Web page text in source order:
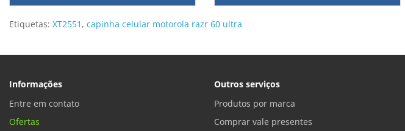
Etiquetas: XT2551 , capinha celular motorola razr 60 ultra
Informações
Entre em contato
Ofertas
Outros serviços
Produtos por marca
Comprar vale presentes